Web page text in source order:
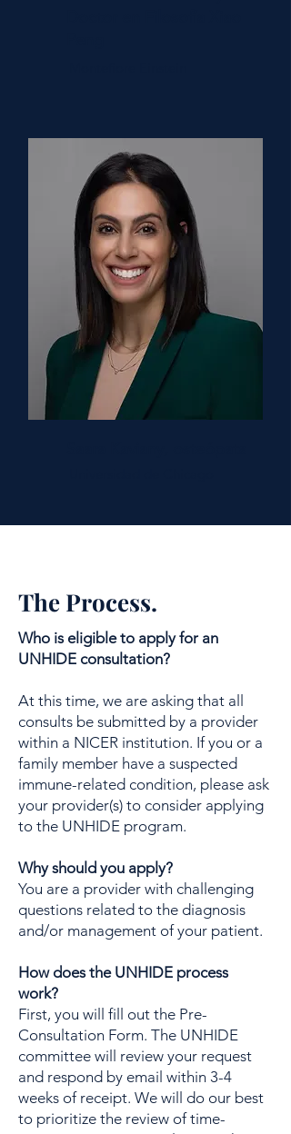
The Process.
Who is eligible to apply for an
UNHIDE consultation?
At this time, we are asking that all
consults be submitted by a provider
within a NICER institution. If you or a
family member have a suspected
immune-related condition, please ask
your provider(s) to consider applying
to the UNHIDE program.
Why should you apply?
You are a provider with challenging
questions related to the diagnosis
and/or management of your patient.
How does the UNHIDE process
work?
First, you will fill out the Pre-
Consultation Form. The UNHIDE
committee will review your request
and respond by email within 3-4
weeks of receipt. We will do our best
to prioritize the review of time-